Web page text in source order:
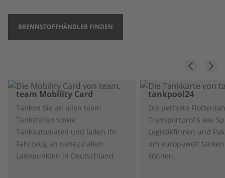
BRENNSTOFFHÄNDLER FINDEN
team Mobility Card
Tanken Sie an allen team
Tankstellen sowie
Tankautomaten und laden Ihr
Fahrzeug an nahezu allen
Ladepunkten in Deutschland.
tankpool24
Die perfekte
Transportprofis wie
Logistikfirmen und
um europaweit
können.